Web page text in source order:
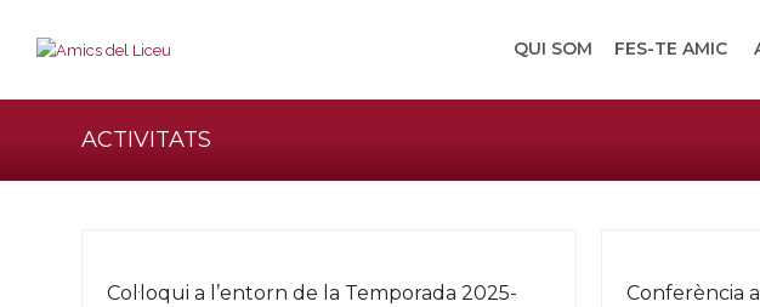
QUI SOM FES-TE AMIC
ACTIVITATS
Col·loqui a l’entorn de la Temporada 2025-
Conferència